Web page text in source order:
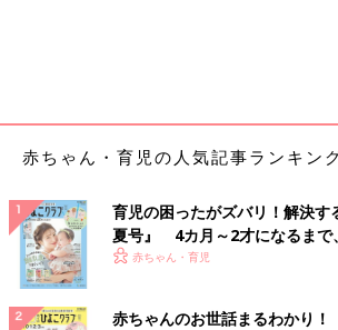
ともこもこのデザインが激かわですよね！ス
着られるのもいいですね。
ずっとはいていたくなるほど気持
クニットコールフレアパンツ」
赤ちゃん・育児の人気記事ランキン
育児の困ったがズバリ！解決す
夏号』 4カ月～2才になるまで
いっぱい！
赤ちゃん・育児
赤ちゃんのお世話まるわかり！